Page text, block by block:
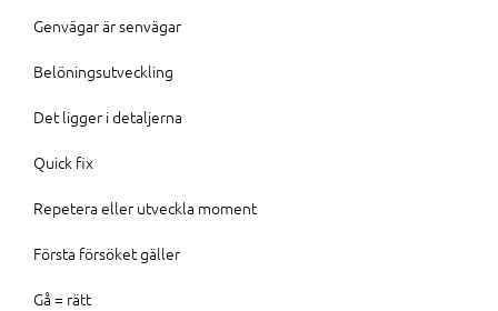
Genvägar är senvägar
Belöningsutveckling
Det ligger i detaljerna
Quick fix
Repetera eller utveckla moment
Första försöket gäller
Gå = rätt